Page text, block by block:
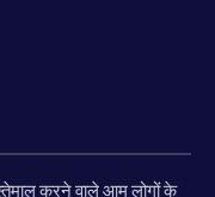
करने वाले आम लोगों के